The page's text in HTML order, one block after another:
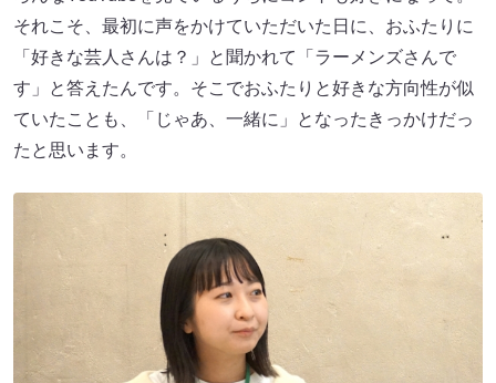
それこそ、最初に声をかけていただいた日に、おふたりに
「好きな芸人さんは？」と聞かれて「ラーメンズさんで
す」と答えたんです。そこでおふたりと好きな方向性が似
ていたことも、「じゃあ、一緒に」となったきっかけだっ
たと思います。